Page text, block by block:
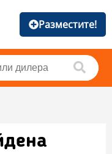
Разместите!